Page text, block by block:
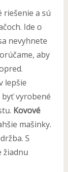
a sú
Ide o
nevyhnete
aby
lepšie
byť vyrobené
Kovové
mašinky.
S
žiadnu